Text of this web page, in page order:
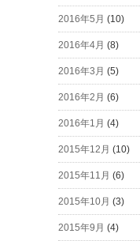
2016年5月 (10)
2016年4月 (8)
2016年3月 (5)
2016年2月 (6)
2016年1月 (4)
2015年12月 (10)
2015年11月 (6)
2015年10月 (3)
2015年9月 (4)